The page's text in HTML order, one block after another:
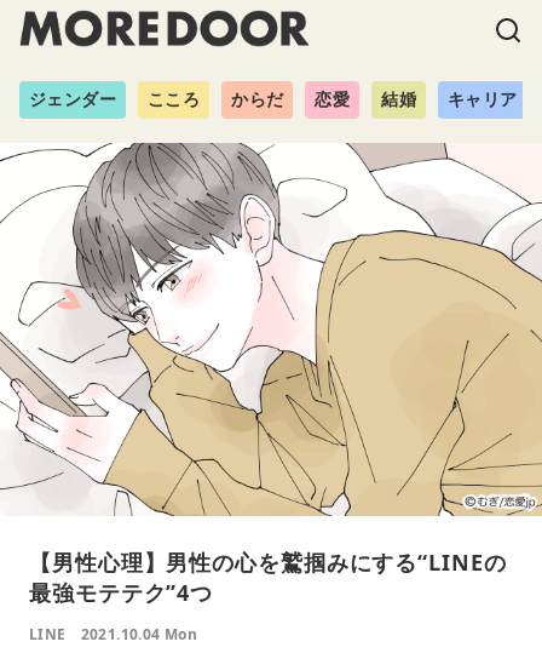
ジェンダー こころ からだ 恋愛 結婚 キャリア
【男性心理】男性の心を鷲掴みにする“LINEの
最強モテテク”4つ
LINE 2021.10.04 Mon